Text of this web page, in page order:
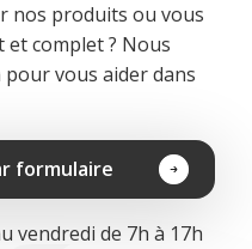
nos produits ou vous
complet ? Nous
vous aider dans
formulaire
vendredi de 7h à 17h